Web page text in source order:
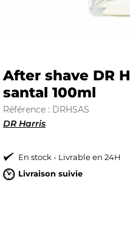
After shave DR
santal 100ml
Référence : DRHSAS
DR Harris
En stock - Livrable en 24H
Livraison suivie